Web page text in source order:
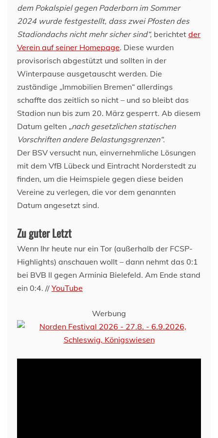
dem Pokalspiel gegen Paderborn im Sommer
2024 wurde festgestellt, dass zwei Pfosten des
Stadiondachs nicht mehr sicher sind“, berichtet der
Verein auf seiner Homepage. Diese wurden
provisorisch abgestützt und sollten in der
Winterpause ausgetauscht werden. Die
zuständige „Immobilien Bremen“ allerdings
schaffte das zeitlich so nicht – und so bleibt das
Stadion nun bis zum 20. März gesperrt. Ab diesem
Datum gelten „nach gesetzlichen statischen
Vorschriften andere Belastungsgrenzen“.
Der BSV versucht nun, einvernehmliche Lösungen
mit dem VfB Lübeck und Eintracht Norderstedt zu
finden, um die Heimspiele gegen diese beiden
Vereine zu verlegen, die vor dem genannten
Datum angesetzt sind.
Zu guter Letzt
Wenn Ihr heute nur ein Tor (außerhalb der FCSP-
Highlights) anschauen wollt – dann nehmt das 0:1
bei BVB II gegen Arminia Bielefeld. Am Ende stand
ein 0:4. // YouTube
Werbung